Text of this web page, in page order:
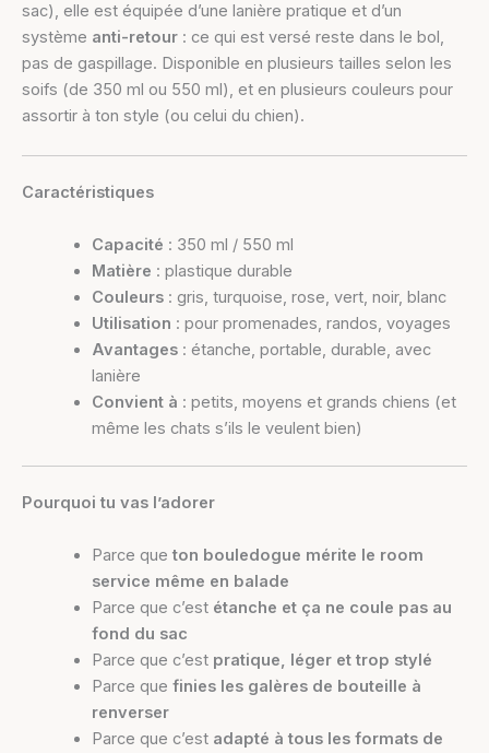
sac), elle est équipée d’une lanière pratique et d’un
système anti-retour : ce qui est versé reste dans le bol,
pas de gaspillage. Disponible en plusieurs tailles selon les
soifs (de 350 ml ou 550 ml), et en plusieurs couleurs pour
assortir à ton style (ou celui du chien).
Caractéristiques
Capacité : 350 ml / 550 ml
Matière : plastique durable
Couleurs: gris, turquoise, rose, vert, noir, blanc
Utilisation : pour promenades, randos, voyages
Avantages: étanche, portable, durable, avec
lanière
Convient à : petits, moyens et grands chiens (et
même les chats s’ils le veulent bien)
Pourquoi tu vas l’adorer
Parce que ton bouledogue mérite le room
service même en balade
Parce que c’est étanche et ça ne coule pas au
fond du sac
Parce que c’est pratique, léger et trop stylé
Parce que finies les galères de bouteille à
renverser
Parce que c’est adapté à tous les formats de